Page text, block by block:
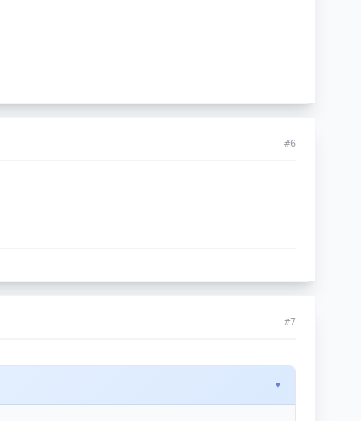
#6
#7